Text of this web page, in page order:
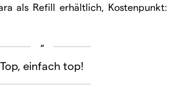
als Refill erhältlich, Kostenpunkt:
Top, einfach top!